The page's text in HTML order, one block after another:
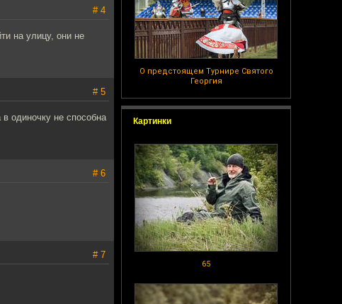
О предстоящем Турнире Святого
Георгия
Картинки
65
# 4
на улицу, они не
# 5
одиночку не способна
# 6
# 7